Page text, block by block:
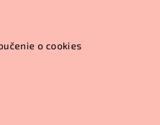
o cookies